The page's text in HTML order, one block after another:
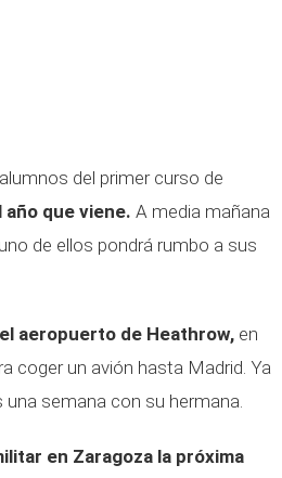
del primer curso de
año que viene. A media mañana
de ellos pondrá rumbo a sus
aeropuerto de Heathrow, en
coger un avión hasta Madrid. Ya
semana con su hermana.
en Zaragoza la próxima